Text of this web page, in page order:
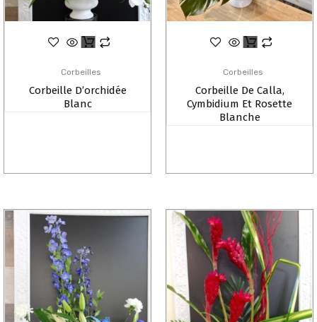
Corbeilles
Corbeille D’orchidée
Blanc
Corbeilles
Corbeille De Calla,
Cymbidium Et Rosette
Blanche